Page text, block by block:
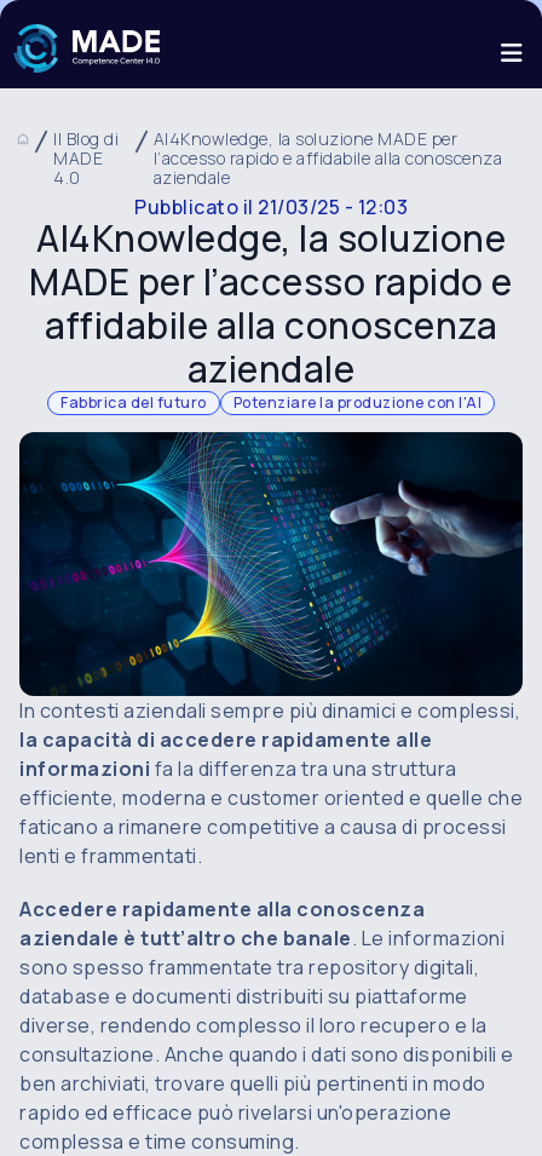
Il Blog di
MADE
4.0
AI4Knowledge, la soluzione MADE per
l’accesso rapido e affidabile alla conoscenza
aziendale
Pubblicato il 21/03/25 - 12:03
AI4Knowledge, la soluzione
MADE per l’accesso rapido e
affidabile alla conoscenza
aziendale
Fabbrica del futuro Potenziare la produzione con l'AI
In contesti aziendali sempre più dinamici e complessi,
la capacità di accedere rapidamente alle
informazioni fa la differenza tra una struttura
efficiente, moderna e customer oriented e quelle che
faticano a rimanere competitive a causa di processi
lenti e frammentati.
Accedere rapidamente alla conoscenza
aziendale è tutt’altro che banale. Le informazioni
sono spesso frammentate tra repository digitali,
database e documenti distribuiti su piattaforme
diverse, rendendo complesso il loro recupero e la
consultazione. Anche quando i dati sono disponibili e
ben archiviati, trovare quelli più pertinenti in modo
rapido ed efficace può rivelarsi un'operazione
complessa e time consuming.